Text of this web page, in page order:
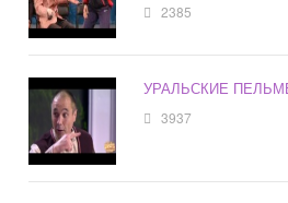
2385
УРАЛЬСКИЕ
3937